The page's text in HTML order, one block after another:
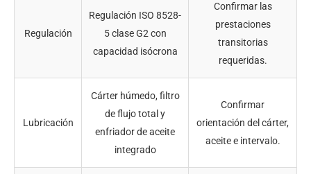
Regulación
Regulación ISO 8528-
5 clase G2 con
capacidad isócrona
Confirmar las
prestaciones
transitorias
requeridas.
Lubricación
Cárter húmedo, filtro
de flujo total y
enfriador de aceite
integrado
Confirmar
orientación del cárter,
aceite e intervalo.